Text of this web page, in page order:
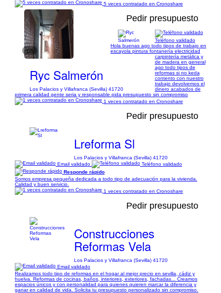
5 veces contratado en Cronoshare
1/5
Pedir presupuesto
Ryc Salmerón
Los Palacios y Villafranca (Sevilla) 41720
Teléfono validado
Hola buenas ago todo tipos de trabajo en
escayola pintura fontanería electricidad
carpintería metálica y
de madera en general
ago todo tipos de
reformas si no keda
contento con nuestro
trabajo devolvemos el
dinero acabados de
primera calidad gente seria y responsable pida presupuesto sin compromiso
1 veces contratado en Cronoshare
Pedir presupuesto
Lreforma Sl
Los Palacios y Villafranca (Sevilla) 41720
Email validado
Teléfono validado
Responde rápido
Somos empresa pequeña dedicada a todo tipo de adecuación para la vivienda.
Calidad y buen servicio.
1 veces contratado en Cronoshare
Pedir presupuesto
Construcciones
Reformas Vela
Los Palacios y Villafranca (Sevilla) 41720
Email validado
Realizamos todo tipo de reformas en el hogar al mejor precio en sevilla, cádiz y
huelva. Reformas de cocinas, baños, interiores, exteriores, fachadas... Creamos
espacios únicos y con personalidad para quienes quieren marcar la diferencia y
ganar en calidad de vida. Solicita tu presupuesto personalizado sin compromiso.